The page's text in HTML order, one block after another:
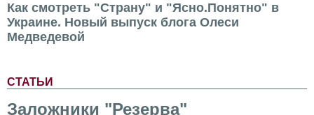
Как смотреть "Страну" и "Ясно.Понятно" в
Украине. Новый выпуск блога Олеси
Медведевой
СТАТЬИ
Заложники "Резерва"